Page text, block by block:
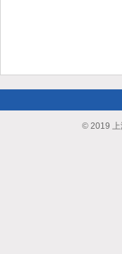
© 2019 上